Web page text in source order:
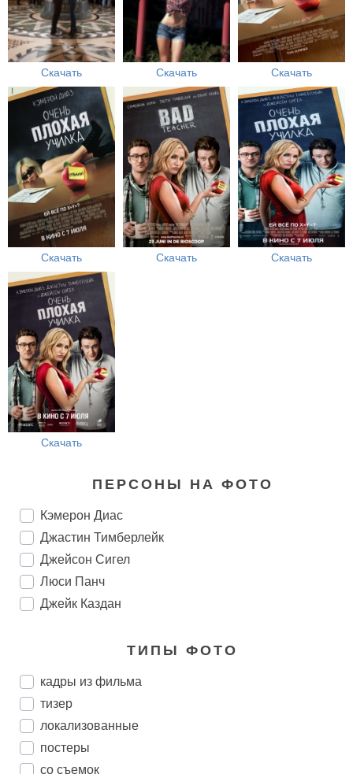
Скачать Скачать Скачать
Скачать Скачать Скачать
Скачать
ПЕРСОНЫ НА ФОТО
Кэмерон Диас
Джастин Тимберлейк
Джейсон Сигел
Люси Панч
Джейк Каздан
ТИПЫ ФОТО
кадры из фильма
тизер
локализованные
постеры
со съемок